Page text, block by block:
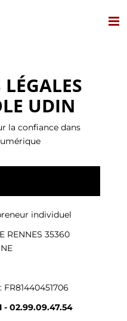
UDIN
la confiance dans
individuel
RENNES 35360
FR81440451706
- 02.99.09.47.54